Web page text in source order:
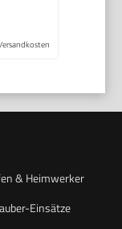
& Heimwerker
Einsätze